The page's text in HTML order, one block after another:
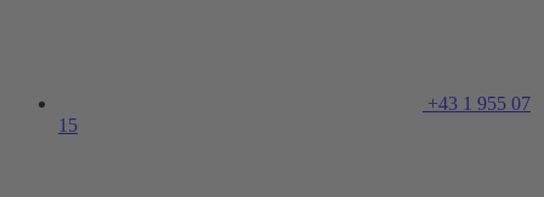
+43 1 955 07
15